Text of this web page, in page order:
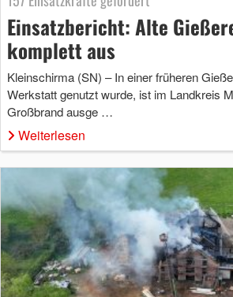
Einsatzbericht: Alte
komplett aus
Kleinschirma (SN) – In einer früheren
Werkstatt genutzt wurde, ist im Landkreis
Großbrand ausge …
Weiterlesen